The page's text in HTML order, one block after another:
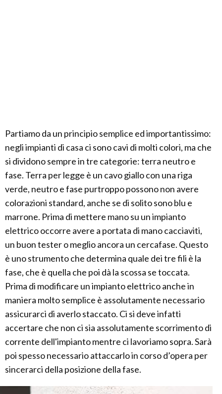
Partiamo da un principio semplice ed importantissimo:
negli impianti di casa ci sono cavi di molti colori, ma che
si dividono sempre in tre categorie: terra neutro e
fase. Terra per legge è un cavo giallo con una riga
verde, neutro e fase purtroppo possono non avere
colorazioni standard, anche se di solito sono blu e
marrone. Prima di mettere mano su un impianto
elettrico occorre avere a portata di mano cacciaviti,
un buon tester o meglio ancora un cercafase. Questo
è uno strumento che determina quale dei tre fili è la
fase, che è quella che poi dà la scossa se toccata.
Prima di modificare un impianto elettrico anche in
maniera molto semplice è assolutamente necessario
assicurarci di averlo staccato. Ci si deve infatti
accertare che non ci sia assolutamente scorrimento di
corrente dell'impianto mentre ci lavoriamo sopra. Sarà
poi spesso necessario attaccarlo in corso d’opera per
sincerarci della posizione della fase.